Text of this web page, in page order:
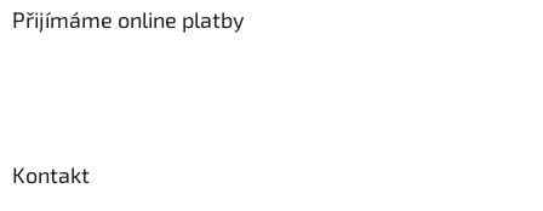
Přijímáme online platby
Kontakt